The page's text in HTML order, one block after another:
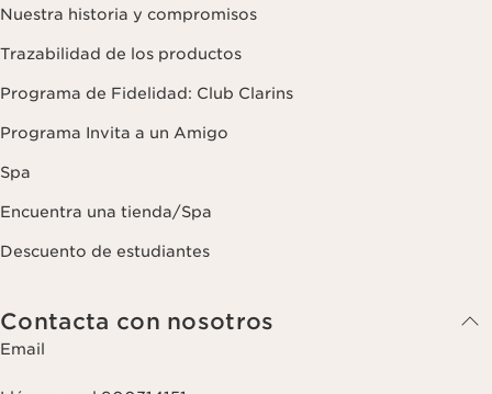
Nuestra historia y compromisos
Trazabilidad de los productos
Programa de Fidelidad: Club Clarins
Programa Invita a un Amigo
Spa
Encuentra una tienda/Spa
Descuento de estudiantes
Contacta con nosotros
Email